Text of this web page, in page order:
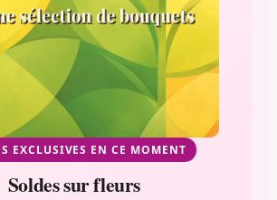
EXCLUSIVES EN CE MOMENT
Soldes sur fleurs